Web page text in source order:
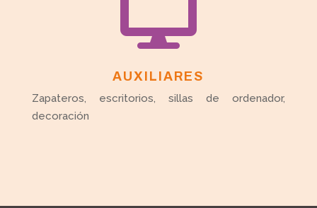

AUXILIARES
Zapateros, escritorios, sillas de ordenador,
decoración